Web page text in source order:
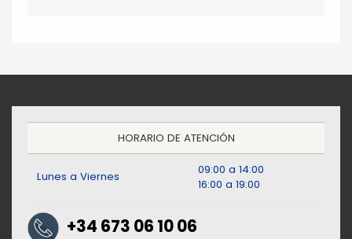
HORARIO DE ATENCIÓN
Lunes a Viernes
09:00 a 14:00
16:00 a 19:00
+34 673 06 10 06